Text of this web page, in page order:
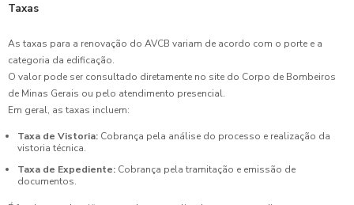
Taxas
As taxas para a renovação do AVCB variam de acordo com o porte e a
categoria da edificação.
O valor pode ser consultado diretamente no site do Corpo de Bombeiros
de Minas Gerais ou pelo atendimento presencial.
Em geral, as taxas incluem:
Taxa de Vistoria: Cobrança pela análise do processo e realização da
vistoria técnica.
Taxa de Expediente: Cobrança pela tramitação e emissão de
documentos.